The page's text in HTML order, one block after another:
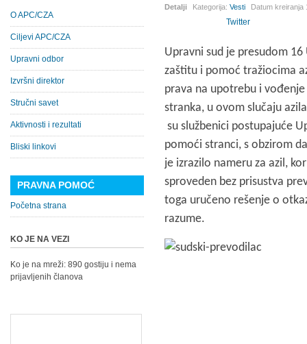
Detalji Kategorija:Vesti Datum kreiranja
Twitter
Upravni sud je presudom
zaštitu i pomoć tražiocima
prava na upotrebu i
stranka, u ovom slučaju
su službenici postupajuće
pomoći stranci, s obzirom
je izrazilo nameru za azil,
sproveden bez prisustva
toga uručeno rešenje o
razume.
O APC/CZA
Ciljevi APC/CZA
Upravni odbor
Izvršni direktor
Stručni savet
Aktivnosti i rezultati
Bliski linkovi
PRAVNA POMOĆ
Početna strana
KO JE NA VEZI
Ko je na mreži: 890 gostiju i nema
prijavljenih članova